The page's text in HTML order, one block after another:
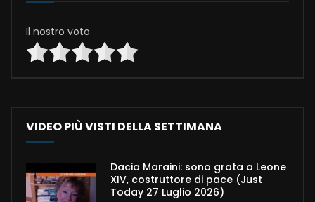
Il nostro voto
VIDEO PIÙ VISTI DELLA SETTIMANA
Dacia Maraini: sono grata a Leone
XIV, costruttore di pace (Just
Today 27 Luglio 2026)